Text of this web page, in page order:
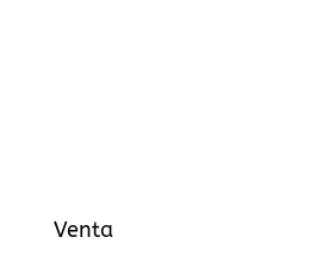
Venta